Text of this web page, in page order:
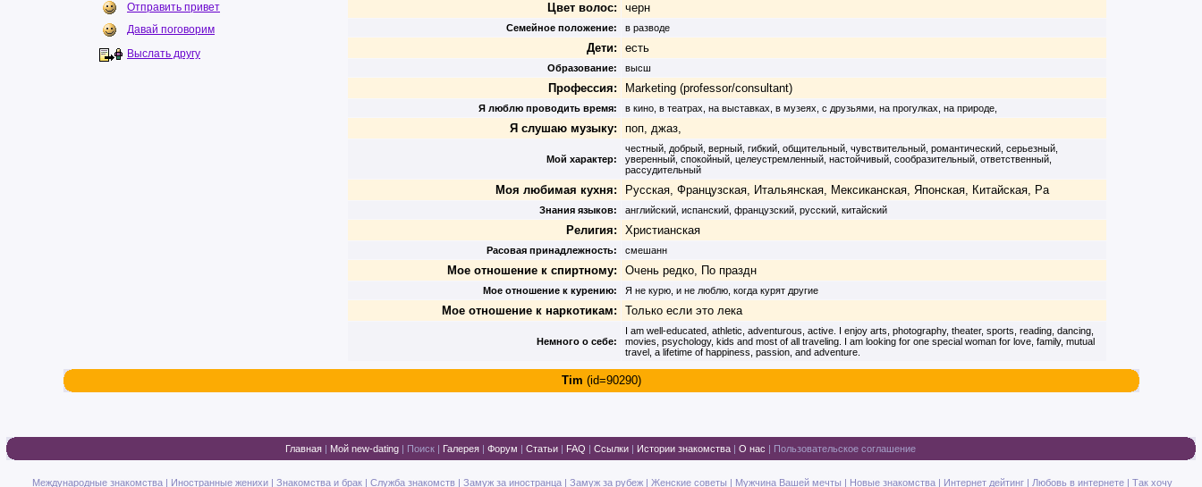
Отправить привет
Давай поговорим
Выслать другу
Цвет волос: черн
Семейное положение: в разводе
Дети: есть
Образование: высш
Профессия: Marketing (professor/consultant)
Я люблю проводить время: в кино, в театрах, на выставках, в музеях, с друзьями, на прогулках, на природе,
Я слушаю музыку: поп, джаз,
Мой характер:
честный, добрый, верный, гибкий, общительный, чувствительный, романтический, серьезный,
уверенный, спокойный, целеустремленный, настойчивый, сообразительный, ответственный,
рассудительный
Моя любимая кухня: Русская, Французская, Итальянская, Мексиканская, Японская, Китайская, Ра
Знания языков: английский, испанский, французский, русский, китайский
Религия: Христианская
Расовая принадлежность: смешанн
Мое отношение к спиртному: Очень редко, По праздн
Мое отношение к курению: Я не курю, и не люблю, когда курят другие
Мое отношение к наркотикам: Только если это лека
Немного о себе:
I am well-educated, athletic, adventurous, active. I enjoy arts, photography, theater, sports, reading, dancing,
movies, psychology, kids and most of all traveling. I am looking for one special woman for love, family, mutual
travel, a lifetime of happiness, passion, and adventure.
Tim (id=90290)
Главная | Мой new-dating | Поиск | Галерея | Форум | Статьи | FAQ | Ссылки | Истории знакомства | О нас | Пользовательское соглашение
Международные знакомства| Иностранные женихи| Знакомства и брак| Служба знакомств| Замуж за иностранца| Замуж за рубеж| Женские советы | Мужчина Вашей мечты | Новые знакомства| Интернет дейтинг| Любовь в интернете| Так хочу